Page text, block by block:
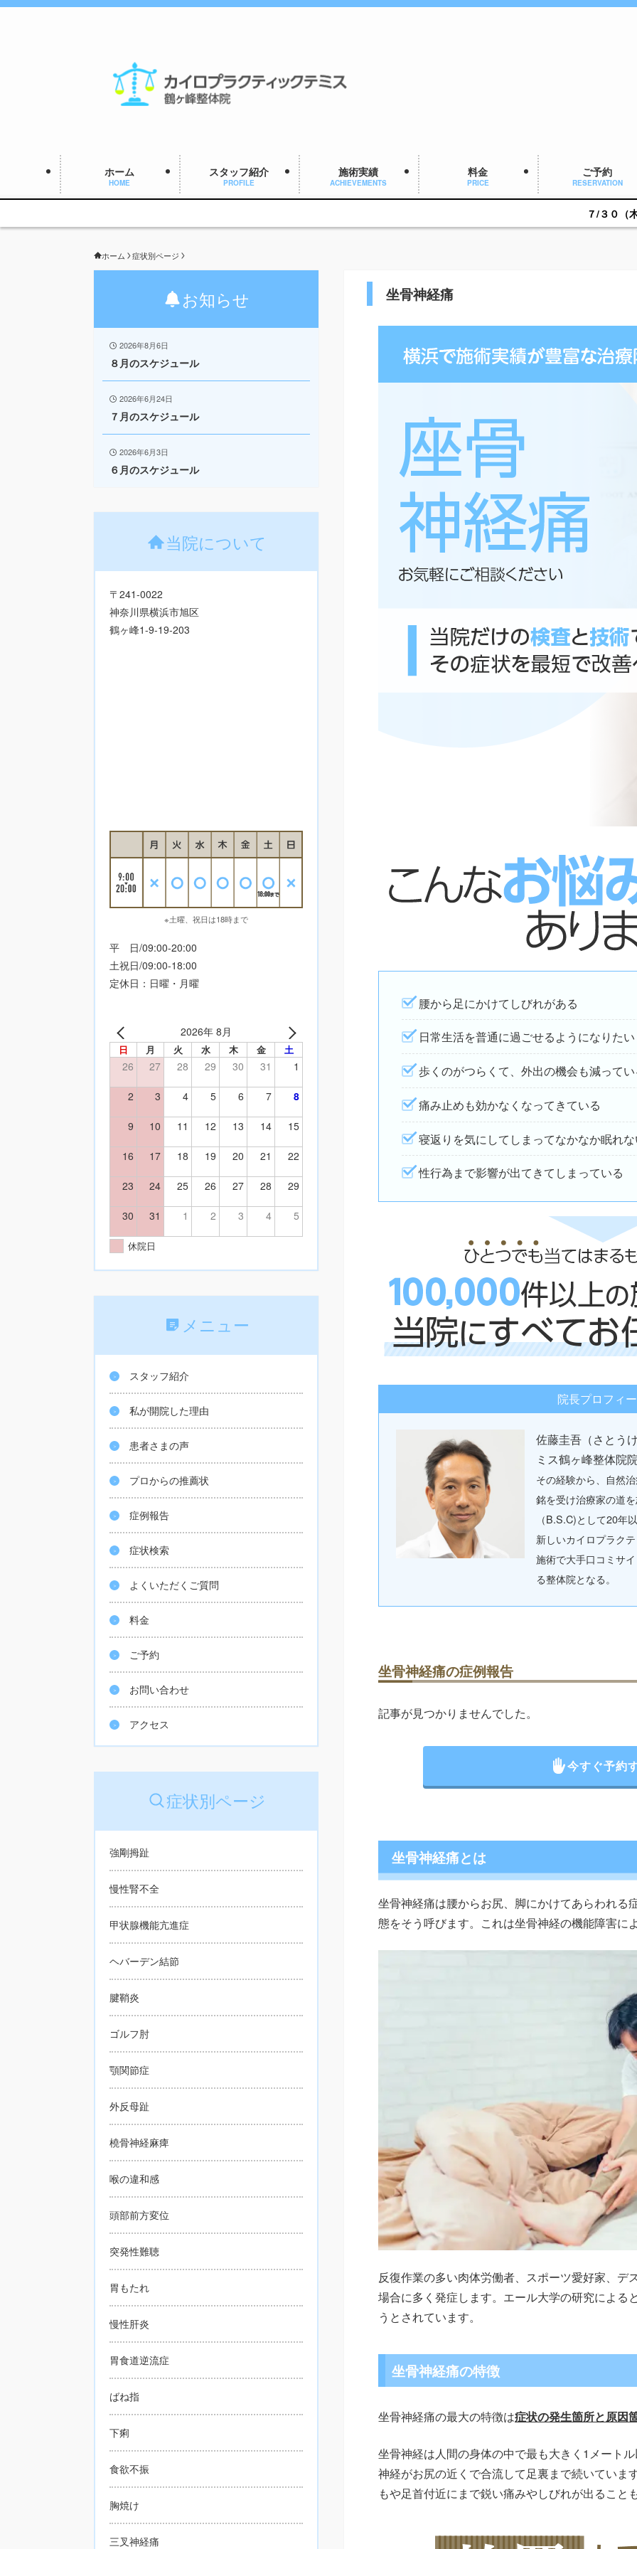
ホーム
HOME
スタッフ紹介
PROFILE
施術実績
ACHIEVEMENTS
料金
PRICE
ご予約
RESERVATION
７/３０（木）１６：００～ご予
ホーム 症状別ページ
坐骨神経痛
腰から足にかけてしびれがある
日常生活を普通に過ごせるようになりたい
歩くのがつらくて、外出の機会も減って
痛み止めも効かなくなってきている
寝返りを気にしてしまってなかなか眠れ
性行為まで影響が出てきてしまっている
院長プロフィ
佐藤圭吾（さとう
ミス鶴ヶ峰整体院
その経験から、自然
銘を受け治療家の道
（B.S.C)として20年
新しいカイロプラク
施術で大手口コミサ
る整体院となる。
坐骨神経痛の症例報告
記事が見つかりませんでした。
今すぐ予約
坐骨神経痛とは
坐骨神経痛は腰からお尻、脚にかけてあらわれる
態をそう呼びます。これは坐骨神経の機能障害に
反復作業の多い肉体労働者、スポーツ愛好家、デ
場合に多く発症します。エール大学の研究による
うとされています。
坐骨神経痛の特徴
坐骨神経痛の最大の特徴は症状の発生箇所と原因
坐骨神経は人間の身体の中で最も大きく1メート
神経がお尻の近くで合流して足裏まで続いていま
もや足首付近にまで鋭い痛みやしびれが出ること
お知らせ
2026年8月6日
８月のスケジュール
2026年6月24日
７月のスケジュール
2026年6月3日
６月のスケジュール
当院について
〒241-0022
神奈川県横浜市旭区
鶴ヶ峰1-9-19-203
※土曜、祝日は18時まで
平 日/09:00-20:00
土祝日/09:00-18:00
定休日：日曜・月曜
2026年 8月
日 月 火 水 木 金 土
26 27 28 29 30 31 1
2 3 4 5 6 7 8
9 10 11 12 13 14 15
16 17 18 19 20 21 22
23 24 25 26 27 28 29
30 31 1 2 3 4 5
休院日
メニュー
スタッフ紹介
私が開院した理由
患者さまの声
プロからの推薦状
症例報告
症状検索
よくいただくご質問
料金
ご予約
お問い合わせ
アクセス
症状別ページ
強剛拇趾
慢性腎不全
甲状腺機能亢進症
ヘバーデン結節
腱鞘炎
ゴルフ肘
顎関節症
外反母趾
橈骨神経麻痺
喉の違和感
頭部前方変位
突発性難聴
胃もたれ
慢性肝炎
胃食道逆流症
ばね指
下痢
食欲不振
胸焼け
三叉神経痛